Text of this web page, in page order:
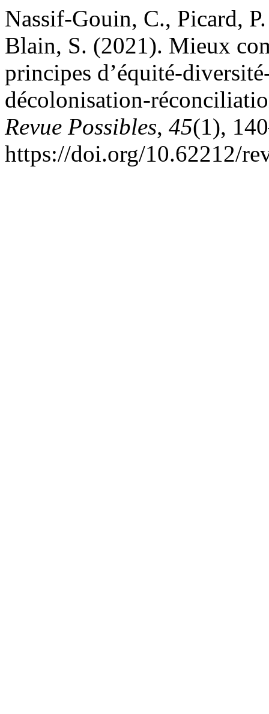
Nassif-Gouin, C., Picard,
Blain, S. (2021). Mieux
principes d’équité-
décolonisation-
Revue Possibles, 45(1),
https://doi.org/10.62212/